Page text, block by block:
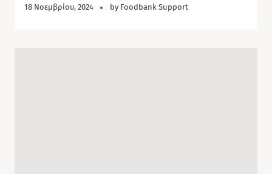
18 Νοεμβρίου, 2024 by Foodbank Support